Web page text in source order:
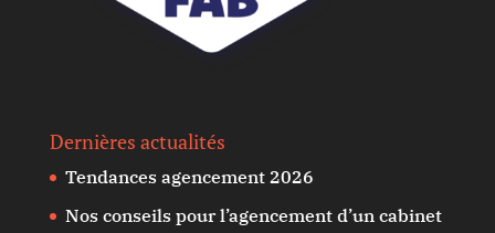
Dernières actualités
Tendances agencement 2026
Nos conseils pour l’agencement d’un cabinet